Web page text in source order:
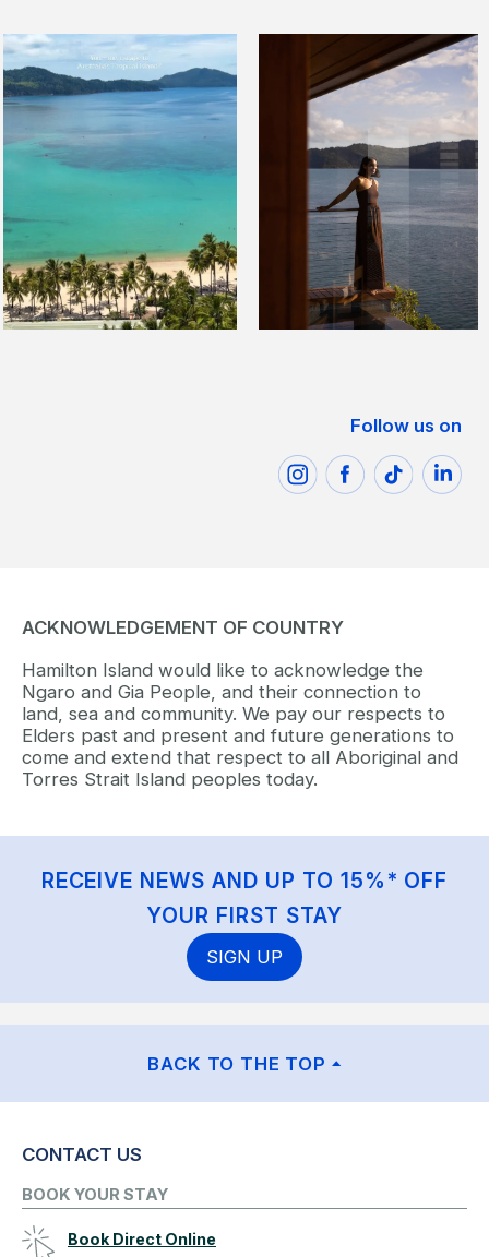
Follow us on
ACKNOWLEDGEMENT OF COUNTRY
Hamilton Island would like to acknowledge the
Ngaro and Gia People, and their connection to
land, sea and community. We pay our respects to
Elders past and present and future generations to
come and extend that respect to all Aboriginal and
Torres Strait Island peoples today.
RECEIVE NEWS AND UP TO 15%* OFF
YOUR FIRST STAY
SIGN UP
BACK TO THE TOP
CONTACT US
BOOK YOUR STAY
Book Direct Online